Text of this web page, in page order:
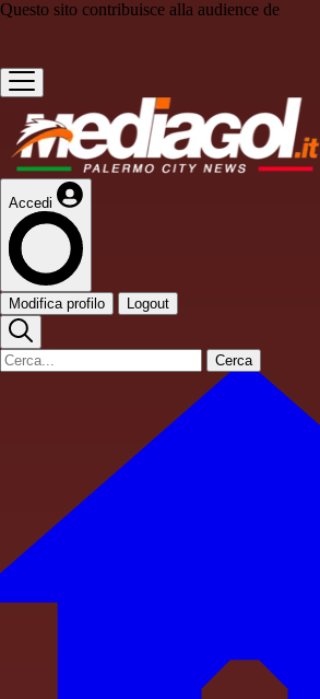
Questo sito contribuisce alla audience de
Accedi
Modifica profilo Logout
Cerca